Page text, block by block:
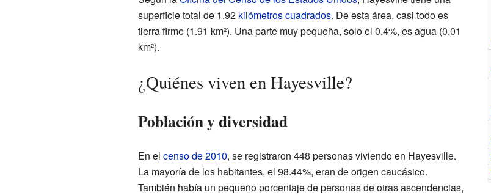
superficie total de 1.92 kilómetros cuadrados. De esta área, casi todo es
tierra firme (1.91 km²). Una parte muy pequeña, solo el 0.4%, es agua (0.01
km²).
¿Quiénes viven en Hayesville?
Población y diversidad
En el censo de 2010, se registraron 448 personas viviendo en Hayesville.
La mayoría de los habitantes, el 98.44%, eran de origen caucásico.
También había un pequeño porcentaje de personas de otras ascendencias,